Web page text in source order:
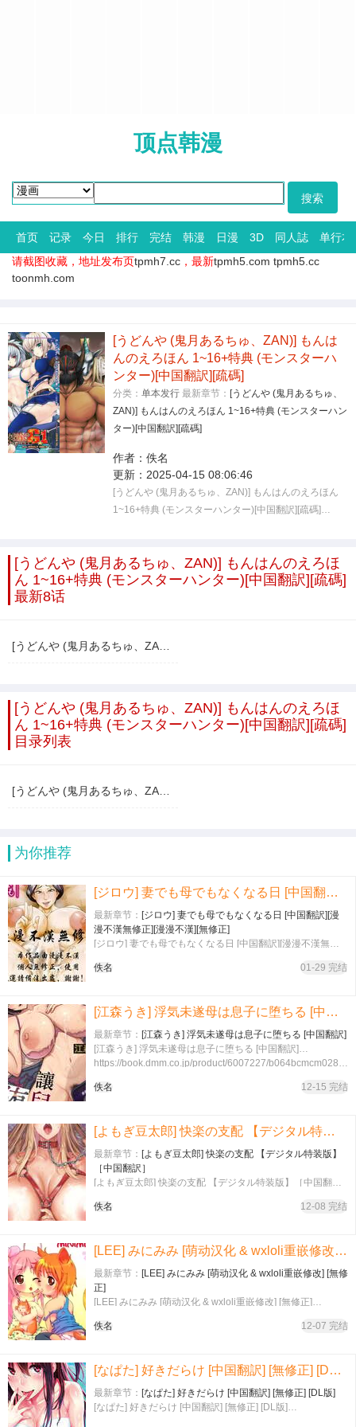
顶点韩漫
首页 记录 今日 排行 完结 韩漫 日漫 3D 同人誌
单行本
请截图收藏，地址发布页tpmh7.cc ，最新tpmh5.com tpmh5.cc
toonmh.com
[うどんや (鬼月あるちゅ、ZAN)] もんは
んのえろほん 1~16+特典 (モンスターハ
ンター)[中国翻訳][疏碼]
分类： 单本发行 最新章节： [うどんや (鬼月あるちゅ、
ZAN)] もんはんのえろほん 1~16+特典 (モンスターハン
ター)[中国翻訳][疏碼]
作者： 佚名
更新： 2025-04-15 08:06:46
[うどんや (鬼月あるちゅ、ZAN)] もんはんのえろほん
1~16+特典 (モンスターハンター)[中国翻訳][疏碼]…
[うどんや (鬼月あるちゅ、ZAN)] もんはんのえろほ
ん 1~16+特典 (モンスターハンター)[中国翻訳][疏碼]
最新8话
[うどんや (鬼月あるちゅ、ZAN)] もんはんのえろほ
ん 1~16+特典 (モンスターハンター)[中国翻訳][疏碼]
目录列表
为你推荐
[ジロウ] 妻でも母でもなくなる日 [中国翻訳][漫漫不漢無修正][漫漫不漢][無修正]
最新章节： [ジロウ] 妻でも母でもなくなる日 [中国翻訳][漫
漫不漢無修正][漫漫不漢][無修正]
[ジロウ] 妻でも母でもなくなる日 [中国翻訳][漫漫不漢無修
出處。謝謝！！
佚名 01-29 完结
[江森うき] 浮気未遂母は息子に堕ちる [中国翻訳]
最新章节： [江森うき] 浮気未遂母は息子に堕ちる [中国翻訳]
[江森うき] 浮気未遂母は息子に堕ちる [中国翻訳]…
https://book.dmm.co.jp/product/6007227/
佚名
12-15 完结
[よもぎ豆太郎] 快楽の支配 【デジタル特装版】［中国翻訳］
最新章节： [よもぎ豆太郎] 快楽の支配 【デジタル特装版】
［中国翻訳］
[よもぎ豆太郎] 快楽の支配 【デジタル特装版】［中国翻
佚名
12-08 完结
[LEE] みにみみ [萌动汉化 & wxloli重嵌修改] [無修正]
最新章节： [LEE] みにみみ [萌动汉化 & wxloli重嵌修改] [無修
正]
[LEE] みにみみ [萌动汉化 & wxloli重嵌修改] [無修正]…
佚名 12-07 完结
[なぱた] 好きだらけ [中国翻訳] [無修正] [DL版]
最新章节： [なぱた] 好きだらけ [中国翻訳] [無修正] [DL版]
[なぱた] 好きだらけ [中国翻訳] [無修正] [DL版]…